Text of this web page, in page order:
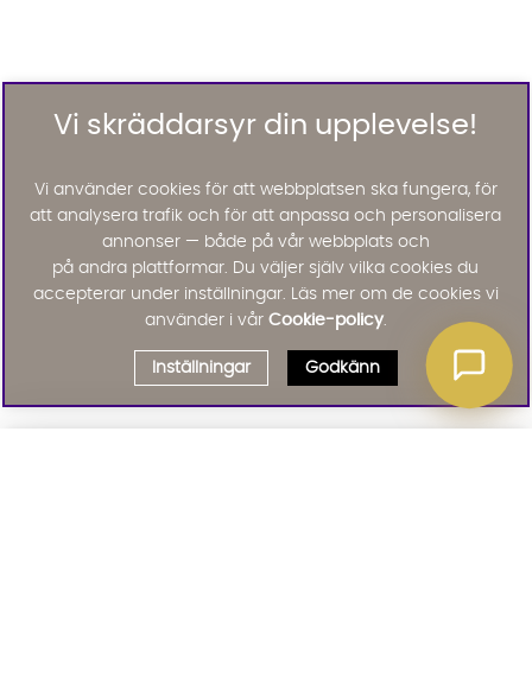
Vi skräddarsyr din upplevelse!
Vi använder cookies för att webbplatsen ska fungera, för
att analysera trafik och för att anpassa och personalisera
annonser — både på vår webbplats och
på andra plattformar. Du väljer själv vilka cookies du
accepterar under inställningar. Läs mer om de cookies vi
använder i vår Cookie-policy.
Inställningar Godkänn